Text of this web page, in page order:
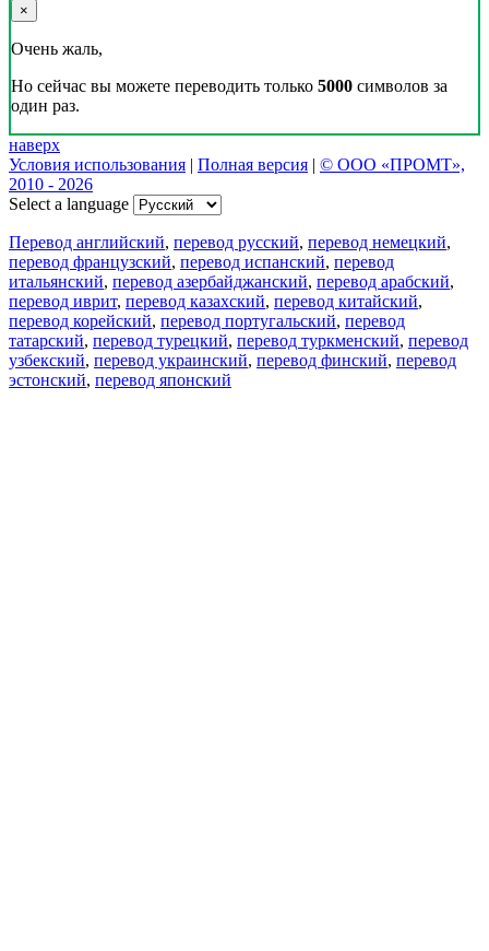
×
Очень жаль,
Но сейчас вы можете переводить только 5000 символов за
один раз.
наверх
Условия использования | Полная версия | © ООО «ПРОМТ»,
2010 - 2026
Select a language
Перевод английский, перевод русский, перевод немецкий,
перевод французский, перевод испанский, перевод
итальянский, перевод азербайджанский, перевод арабский,
перевод иврит, перевод казахский, перевод китайский,
перевод корейский, перевод португальский, перевод
татарский, перевод турецкий, перевод туркменский, перевод
узбекский, перевод украинский, перевод финский, перевод
эстонский, перевод японский